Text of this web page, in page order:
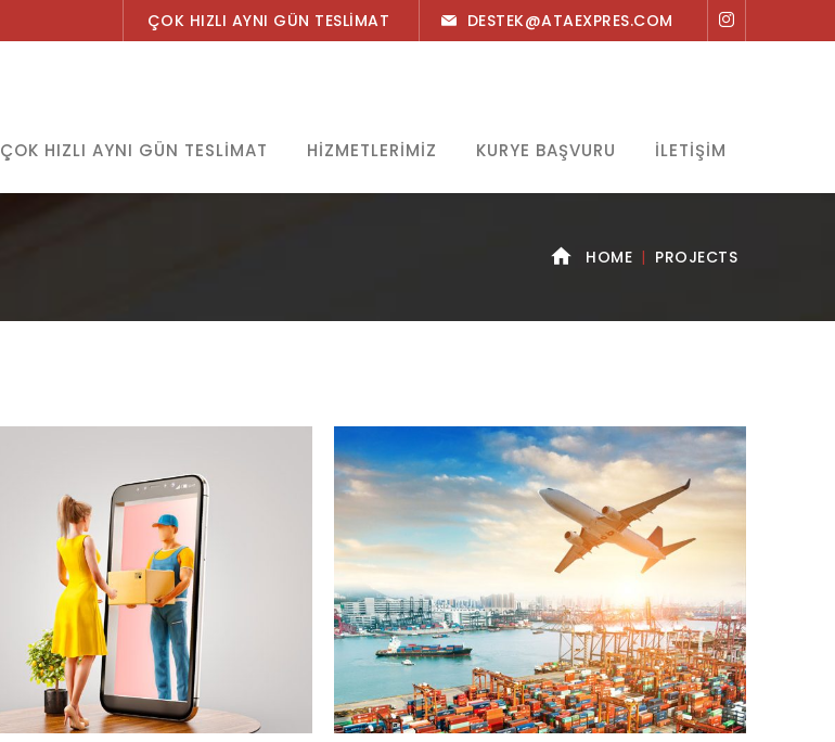
ÇOK HIZLI AYNI GÜN TESLIMAT DESTEK@ATAEXPRES.COM
ÇOK HIZLI AYNI GÜN TESLIMAT HIZMETLERIMIZ KURYE BAŞVURU İLETIŞIM
HOME PROJECTS